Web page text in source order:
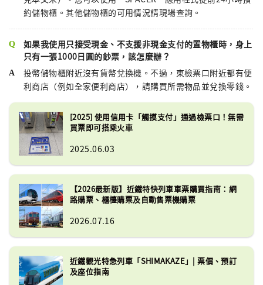
約儲物櫃。其他儲物櫃的可用情況請現場查詢。
如果我使用只接受現金、不支援非現金支付的置物櫃時，身上
只有一張1000日圓的鈔票，該怎麼辦？
投幣儲物櫃附近沒有貨幣兌換機。不過，東檢票口附近都有便
利商店（例如全家便利商店），請購買所需物品並兌換零錢。
[2025] 使用信用卡「觸摸支付」通過檢票口！無需
買票即可搭乘火車
2025.06.03
【2026最新版】近鐵特快列車車票購買指南：網
路購票、櫃檯購票及自動售票機購票
2026.07.16
近鐵觀光特急列車「SHIMAKAZE」| 票價、預訂
及座位指南